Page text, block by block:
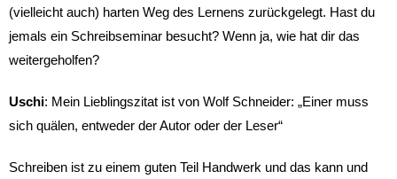
(vielleicht auch) harten Weg des Lernens zurückgelegt. Hast du
jemals ein Schreibseminar besucht? Wenn ja, wie hat dir das
weitergeholfen?
Uschi: Mein Lieblingszitat ist von Wolf Schneider: „Einer muss
sich quälen, entweder der Autor oder der Leser“
Schreiben ist zu einem guten Teil Handwerk und das kann und